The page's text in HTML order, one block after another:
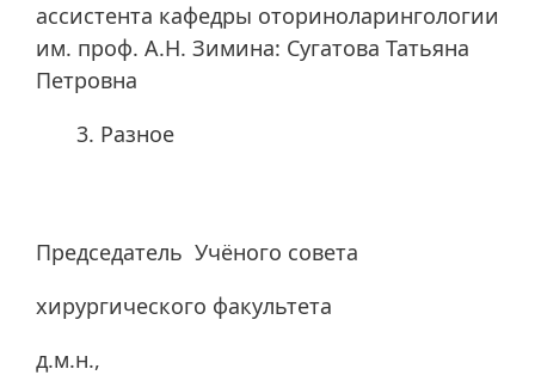
ассистента кафедры оториноларингологии
им. проф. А.Н. Зимина: Сугатова Татьяна
Петровна
Разное
Председатель Учёного совета
хирургического факультета
д.м.н.,